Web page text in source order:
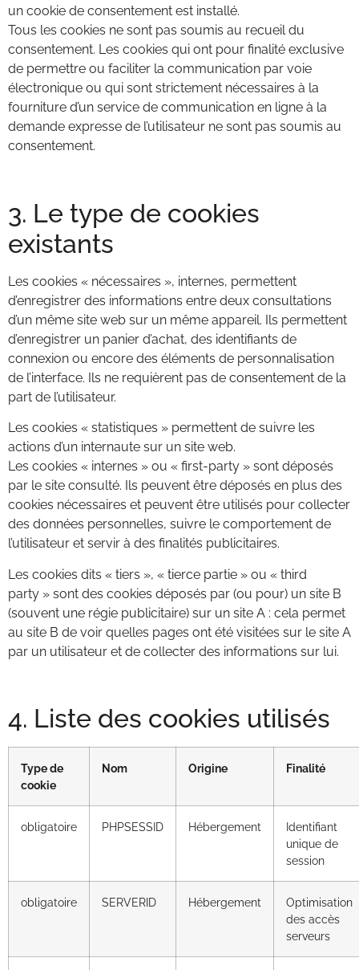
un cookie de consentement est installé.
Tous les cookies ne sont pas soumis au recueil du
consentement. Les cookies qui ont pour finalité exclusive
de permettre ou faciliter la communication par voie
électronique ou qui sont strictement nécessaires à la
fourniture d’un service de communication en ligne à la
demande expresse de l’utilisateur ne sont pas soumis au
consentement.
3. Le type de cookies
existants
Les cookies « nécessaires », internes, permettent
d’enregistrer des informations entre deux consultations
d’un même site web sur un même appareil. Ils permettent
d’enregistrer un panier d’achat, des identifiants de
connexion ou encore des éléments de personnalisation
de l’interface. Ils ne requièrent pas de consentement de la
part de l’utilisateur.
Les cookies « statistiques » permettent de suivre les
actions d’un internaute sur un site web.
Les cookies « internes » ou « first-party » sont déposés
par le site consulté. Ils peuvent être déposés en plus des
cookies nécessaires et peuvent être utilisés pour collecter
des données personnelles, suivre le comportement de
l’utilisateur et servir à des finalités publicitaires.
Les cookies dits « tiers », « tierce partie » ou « third
party » sont des cookies déposés par (ou pour) un site B
(souvent une régie publicitaire) sur un site A : cela permet
au site B de voir quelles pages ont été visitées sur le site A
par un utilisateur et de collecter des informations sur lui.
4. Liste des cookies utilisés
Type de
cookie
Nom Origine Finalité
obligatoire PHPSESSID Hébergement
Identifiant
unique de
session
obligatoire SERVERID Hébergement
Optimisation
des accès
serveurs